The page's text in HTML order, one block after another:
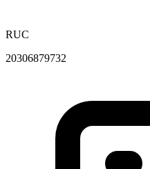
RUC
20306879732